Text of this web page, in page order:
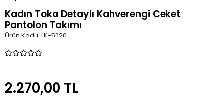
Kadın Toka Detaylı Kahverengi Ceket
Pantolon Takımı
Ürün Kodu: LK-5020
2.270,00 TL